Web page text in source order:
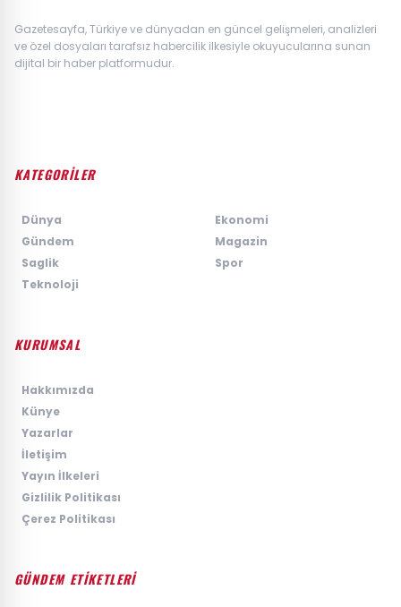
Gazetesayfa, Türkiye ve dünyadan en güncel gelişmeleri, analizleri
ve özel dosyaları tarafsız habercilik ilkesiyle okuyucularına sunan
dijital bir haber platformudur.
KATEGORİLER
Dünya
Ekonomi
Gündem
Magazin
Saglik
Spor
Teknoloji
KURUMSAL
Hakkımızda
Künye
Yazarlar
İletişim
Yayın İlkeleri
Gizlilik Politikası
Çerez Politikası
GÜNDEM ETİKETLERİ